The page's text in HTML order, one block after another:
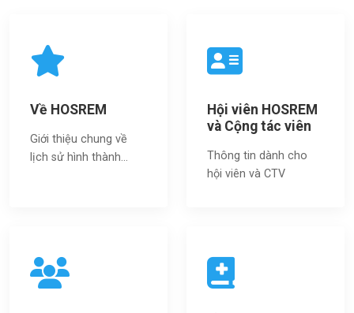
Về HOSREM
Giới thiệu chung về
lịch sử hình thành...
Hội viên HOSREM
và Cộng tác viên
Thông tin dành cho
hội viên và CTV